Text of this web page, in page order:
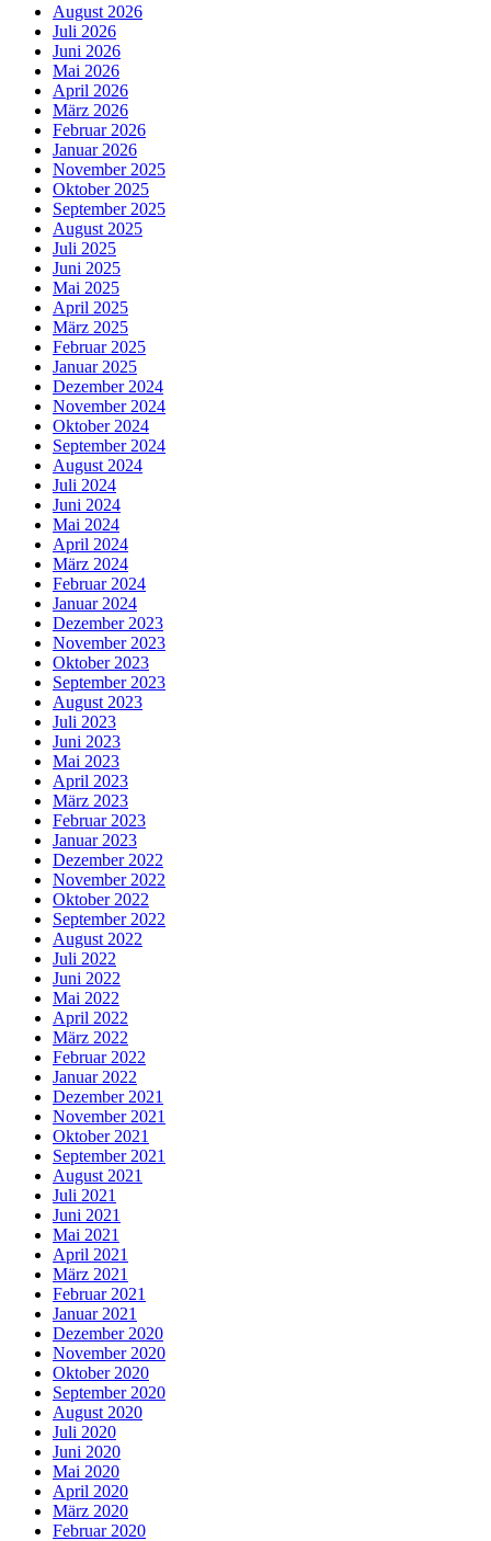
August 2026
Juli 2026
Juni 2026
Mai 2026
April 2026
März 2026
Februar 2026
Januar 2026
November 2025
Oktober 2025
September 2025
August 2025
Juli 2025
Juni 2025
Mai 2025
April 2025
März 2025
Februar 2025
Januar 2025
Dezember 2024
November 2024
Oktober 2024
September 2024
August 2024
Juli 2024
Juni 2024
Mai 2024
April 2024
März 2024
Februar 2024
Januar 2024
Dezember 2023
November 2023
Oktober 2023
September 2023
August 2023
Juli 2023
Juni 2023
Mai 2023
April 2023
März 2023
Februar 2023
Januar 2023
Dezember 2022
November 2022
Oktober 2022
September 2022
August 2022
Juli 2022
Juni 2022
Mai 2022
April 2022
März 2022
Februar 2022
Januar 2022
Dezember 2021
November 2021
Oktober 2021
September 2021
August 2021
Juli 2021
Juni 2021
Mai 2021
April 2021
März 2021
Februar 2021
Januar 2021
Dezember 2020
November 2020
Oktober 2020
September 2020
August 2020
Juli 2020
Juni 2020
Mai 2020
April 2020
März 2020
Februar 2020